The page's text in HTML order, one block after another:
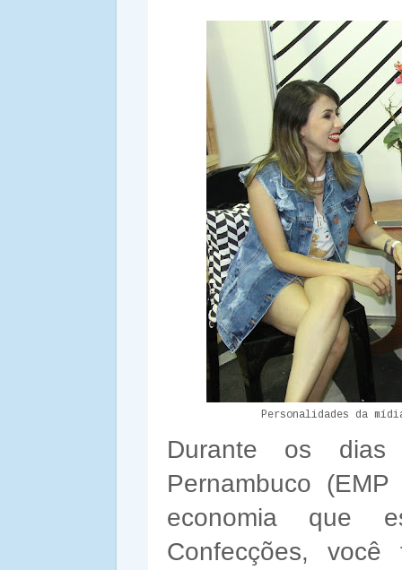
Personalidades da
Durante os
Pernambuco
economia que
Confecções,